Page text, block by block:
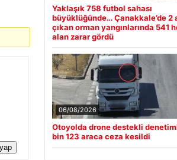
Yaklaşık 758 futbol sahası
büyüklüğünde… Çanakkale’de 2
çıkan orman yangınlarında 541
alan zarar gördü
06/08/2026
Otoyolda drone destekli
bin 123 araca ceza kesildi